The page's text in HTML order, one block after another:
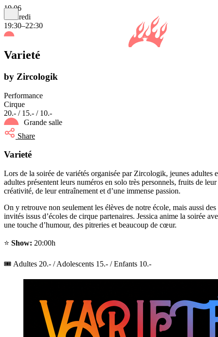
19.06
vendredi
19:30–22:30
Varieté
by Zircologik
Performance
Cirque
20.- / 15.- / 10.-
Grande salle
Share
Varieté
Lors de la soirée de variétés organisée par Zircologik, jeunes adultes
adultes présentent leurs numéros en solo très personnels, fruits de leur
créativité, de leur entraînement et d’une immense passion.
On y retrouve non seulement les élèves de notre école, mais aussi des
invités issus d’écoles de cirque partenaires. Jessica anime la soirée
une touche d’humour, des pitreries et beaucoup de cœur.
⭐ Show: 20:00h
🎟️ Adultes 20.- / Adolescents 15.- / Enfants 10.-